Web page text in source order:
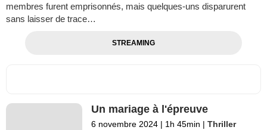
membres furent emprisonnés, mais quelques-uns disparurent
sans laisser de trace…
STREAMING
Un mariage à l'épreuve
6 novembre 2024 | 1h 45min | Thriller